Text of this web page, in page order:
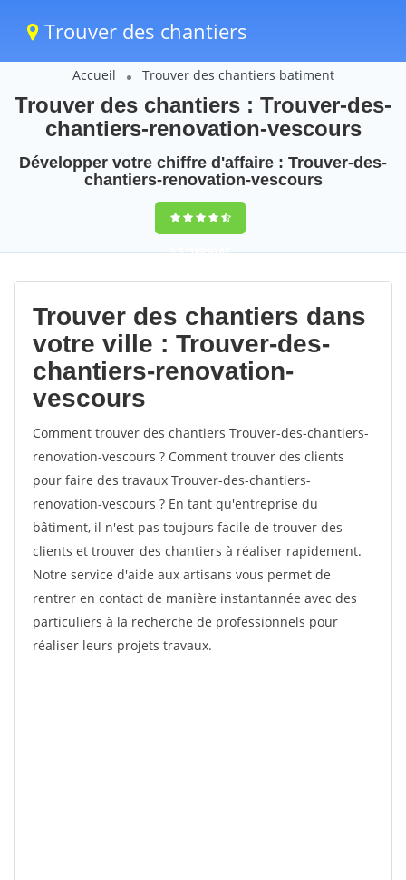
Trouver des chantiers
Accueil Trouver des chantiers batiment
Trouver des chantiers : Trouver-des-
chantiers-renovation-vescours
Développer votre chiffre d'affaire : Trouver-des-
chantiers-renovation-vescours
9,5(100%)82
votes
Trouver des chantiers dans
votre ville : Trouver-des-
chantiers-renovation-
vescours
Comment trouver des chantiers Trouver-des-chantiers-
renovation-vescours ? Comment trouver des clients
pour faire des travaux Trouver-des-chantiers-
renovation-vescours ? En tant qu'entreprise du
bâtiment, il n'est pas toujours facile de trouver des
clients et trouver des chantiers à réaliser rapidement.
Notre service d'aide aux artisans vous permet de
rentrer en contact de manière instantannée avec des
particuliers à la recherche de professionnels pour
réaliser leurs projets travaux.